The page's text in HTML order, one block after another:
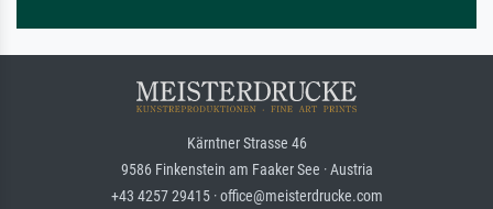
Kärntner Strasse 46
9586 Finkenstein am Faaker See · Austria
+43 4257 29415 · office@meisterdrucke.com